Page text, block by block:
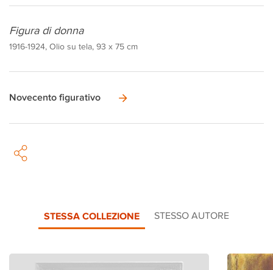
Figura di donna
1916-1924, Olio su tela, 93 x 75 cm
Novecento figurativo
STESSA COLLEZIONE STESSO AUTORE